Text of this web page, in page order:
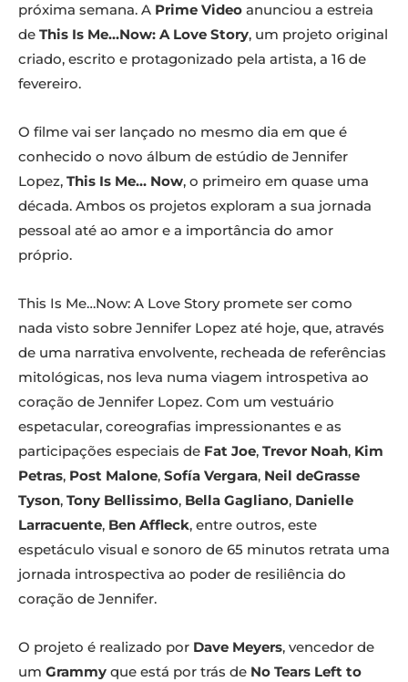
próxima semana. A Prime Video anunciou a estreia
de This Is Me…Now: A Love Story, um projeto original
criado, escrito e protagonizado pela artista, a 16 de
fevereiro.
O filme vai ser lançado no mesmo dia em que é
conhecido o novo álbum de estúdio de Jennifer
Lopez, This Is Me… Now, o primeiro em quase uma
década. Ambos os projetos exploram a sua jornada
pessoal até ao amor e a importância do amor
próprio.
This Is Me…Now: A Love Story promete ser como
nada visto sobre Jennifer Lopez até hoje, que, através
de uma narrativa envolvente, recheada de referências
mitológicas, nos leva numa viagem introspetiva ao
coração de Jennifer Lopez. Com um vestuário
espetacular, coreografias impressionantes e as
participações especiais de Fat Joe, Trevor Noah, Kim
Petras, Post Malone, Sofía Vergara, Neil deGrasse
Tyson, Tony Bellissimo, Bella Gagliano, Danielle
Larracuente, Ben Affleck, entre outros, este
espetáculo visual e sonoro de 65 minutos retrata uma
jornada introspectiva ao poder de resiliência do
coração de Jennifer.
O projeto é realizado por Dave Meyers, vencedor de
um Grammy que está por trás de No Tears Left to